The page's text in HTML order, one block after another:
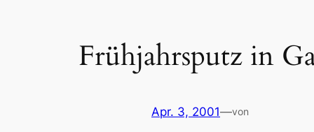
Frühjahrsputz in
Apr. 3, 2001—von